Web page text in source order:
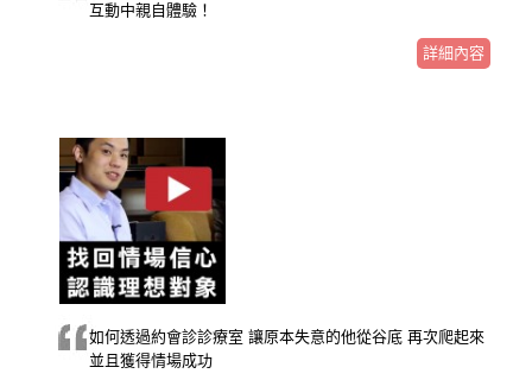
互動中親自體驗！
詳細內容
如何透過約會診診療室 讓原本失意的他從谷底 再次爬起來
並且獲得情場成功